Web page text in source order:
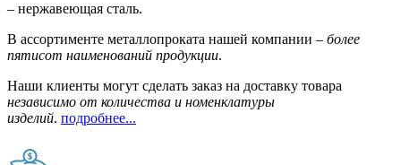
– нержавеющая сталь.
В ассортименте металлопроката нашей компании – более
пятисот наименований продукции.
Наши клиенты могут сделать заказ на доставку товара
независимо от количества и номенклатуры
изделий. подробнее...